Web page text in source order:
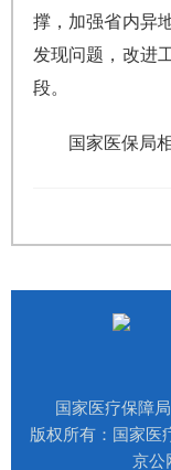
撑，加强省内异
发现问题，改进
段。
国家医保局
国家医疗保障局
版权所有：国家医
京公